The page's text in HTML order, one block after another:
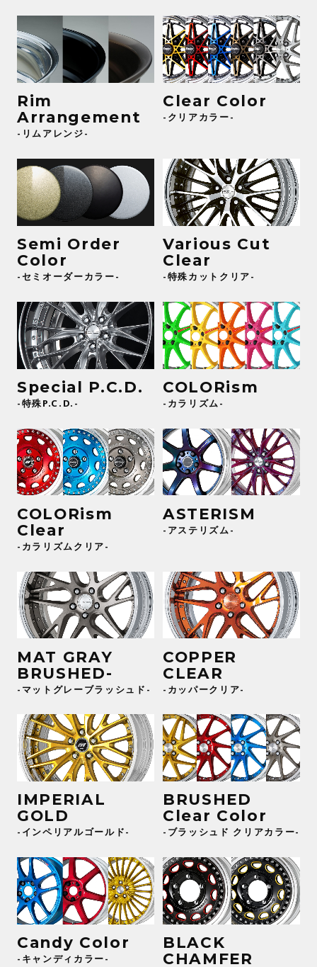
Rim
Arrangement
-リムアレンジ-
Clear Color
-クリアカラー-
Semi Order
Color
-セミオーダーカラー-
Various Cut
Clear
-特殊カットクリア-
Special P.C.D.
-特殊P.C.D.-
COLORism
-カラリズム-
COLORism
Clear
-カラリズムクリア-
ASTERISM
-アステリズム-
MAT GRAY
BRUSHED-
-マットグレーブラッシュド-
COPPER
CLEAR
-カッパークリア-
IMPERIAL
GOLD
-インペリアルゴールド-
BRUSHED
Clear Color
-ブラッシュド クリアカラー-
Candy Color
-キャンディカラー-
BLACK
CHAMFER